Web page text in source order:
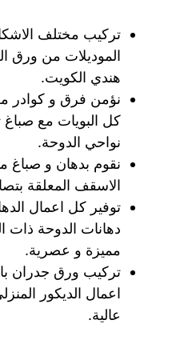
تركيب مختلف
الموديلات من ورق
هندي الكويت.
نؤمن فرق و كوادر
كل البويات مع
نواحي الدوحة.
نقوم بدهان و صباغ
الاسقف المعلقة
توفير كل اعمال
دهانات الدوحة ذات
مميزة و عصرية.
تركيب ورق جدران
اعمال الديكور
عالية.